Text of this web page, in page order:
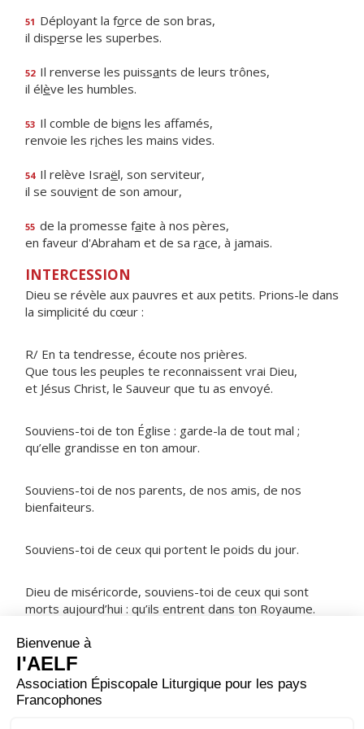
51 Déployant la force de son bras,
il disperse les superbes.
52 Il renverse les puissants de leurs trônes,
il élève les humbles.
53 Il comble de biens les affamés,
renvoie les riches les mains vides.
54 Il relève Israël, son serviteur,
il se souvient de son amour,
55 de la promesse faite à nos pères,
en faveur d'Abraham et de sa race, à jamais.
INTERCESSION
Dieu se révèle aux pauvres et aux petits. Prions-le dans
la simplicité du cœur :
R/ En ta tendresse, écoute nos prières.
Que tous les peuples te reconnaissent vrai Dieu,
et Jésus Christ, le Sauveur que tu as envoyé.
Souviens-toi de ton Église : garde-la de tout mal ;
qu’elle grandisse en ton amour.
Souviens-toi de nos parents, de nos amis, de nos
bienfaiteurs.
Souviens-toi de ceux qui portent le poids du jour.
Dieu de miséricorde, souviens-toi de ceux qui sont
morts aujourd’hui : qu’ils entrent dans ton Royaume.
NOTRE PÈRE
ORAISON